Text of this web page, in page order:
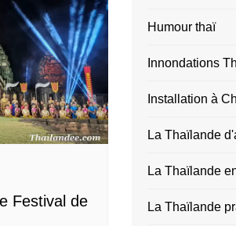
Festival de
Humour thaï
Innondations
Installation à
La Thaïlande
La Thaïlande
La Thaïlande